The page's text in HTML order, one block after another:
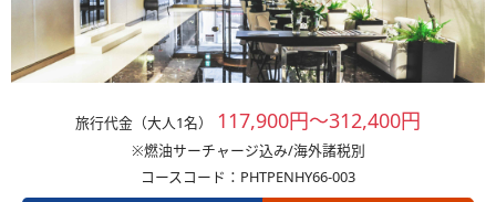
旅行代金（大人1名） 117,900円～312,400円
※燃油サーチャージ込み/海外諸税別
コースコード：PHTPENHY66-003